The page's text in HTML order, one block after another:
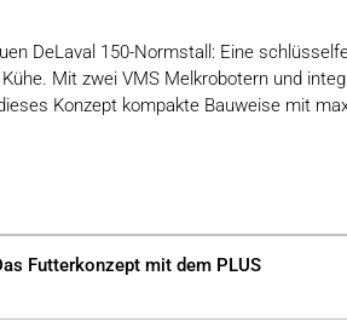
DeLaval 150-Normstall: Eine
Mit zwei VMS Melkrobotern und
Konzept kompakte Bauweise mit
Futterkonzept mit dem PLUS